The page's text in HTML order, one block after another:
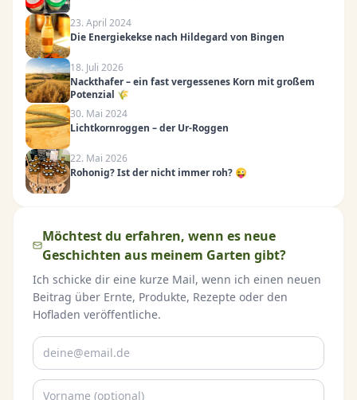
23. April 2024
Die Energiekekse nach Hildegard von Bingen
18. Juli 2026
Nackthafer – ein fast vergessenes Korn mit großem
Potenzial 🌾
30. Mai 2024
Lichtkornroggen – der Ur-Roggen
22. Mai 2026
Rohonig? Ist der nicht immer roh? 😜
Möchtest du erfahren, wenn es neue
Geschichten aus meinem Garten gibt?
Ich schicke dir eine kurze Mail, wenn ich einen neuen
Beitrag über Ernte, Produkte, Rezepte oder den
Hofladen veröffentliche.